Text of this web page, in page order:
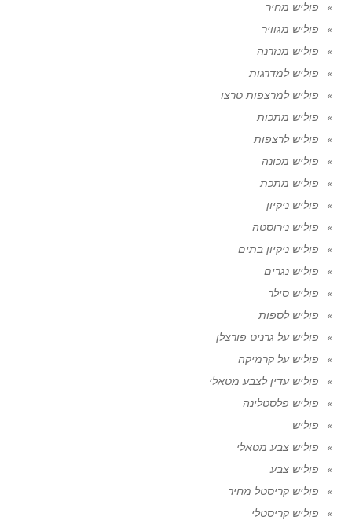
פוליש מחיר
פוליש מגוויר
פוליש מנזרנה
פוליש למדרגות
פוליש למרצפות טרצו
פוליש מתכות
פוליש לרצפות
פוליש מכונה
פוליש מתכת
פוליש ניקיון
פוליש נירוסטה
פוליש ניקיון בתים
פוליש נגרים
פוליש סילר
פוליש לספות
פוליש על גרניט פורצלן
פוליש על קרמיקה
פוליש עדין לצבע מטאלי
פוליש פלסטלינה
פוליש
פוליש צבע מטאלי
פוליש צבע
פוליש קריסטל מחיר
פוליש קריסטלי